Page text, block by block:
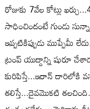
రోజుకు 7వేల కోట్లు
సాధించిందంటే గుండు
ఇప్పటికిప్పుడు ముప్పేమీ
ట్రంప్‌ యుద్దాన్ని షురూ
కురిపిస్తే...ఇరాన్‌ దారిలోకి
తలిస్తే...దైవమొకటి